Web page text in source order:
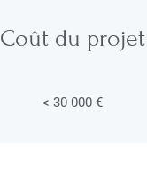
Coût du projet
< 30 000 €